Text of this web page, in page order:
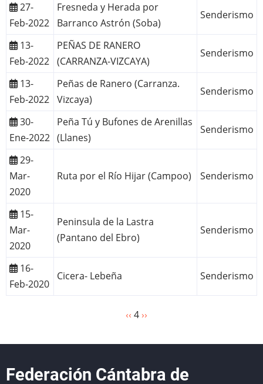
27-
Feb-2022
Fresneda y Herada por
Barranco Astrón (Soba)
Senderismo
13-
Feb-2022
PEÑAS DE RANERO
(CARRANZA-VIZCAYA)
Senderismo
13-
Feb-2022
Peñas de Ranero (Carranza.
Vizcaya)
Senderismo
30-
Ene-2022
Peña Tú y Bufones de Arenillas
(Llanes)
Senderismo
29-
Mar-
2020
Ruta por el Río Hijar (Campoo) Senderismo
15-
Mar-
2020
Peninsula de la Lastra
(Pantano del Ebro)
Senderismo
16-
Feb-2020
Cicera- Lebeña Senderismo
Página
‹‹ 4 Siguiente
››
Federación Cántabra de